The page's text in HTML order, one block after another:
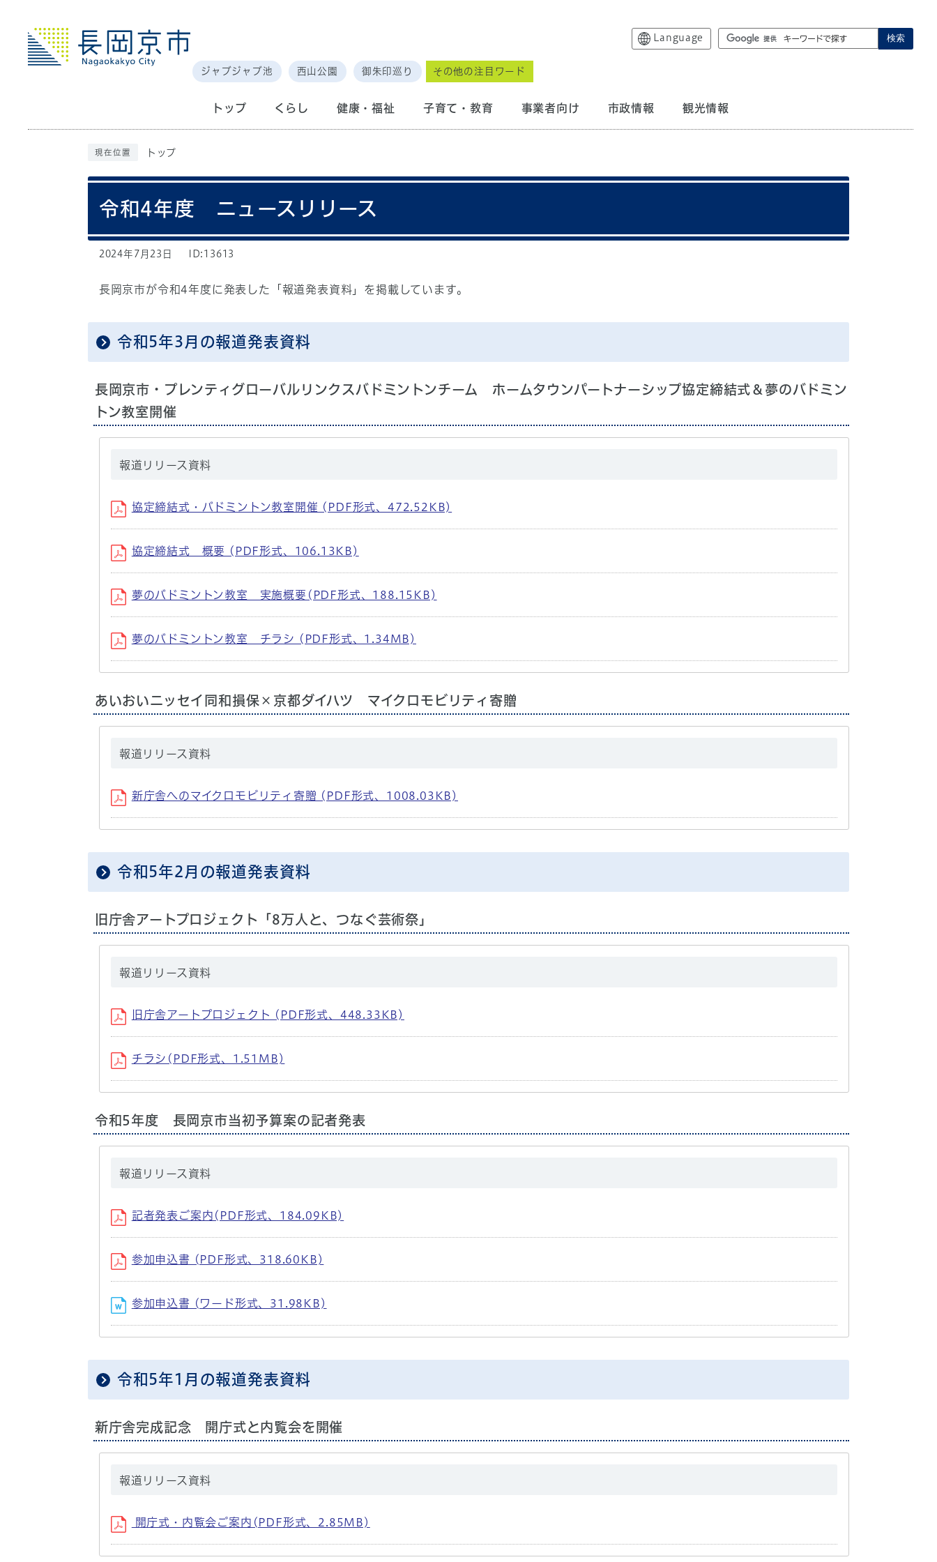
Language 検索
ジャブジャブ池 西山公園 御朱印巡り その他の注目ワード
トップ くらし 健康・福祉 子育て・教育 事業者向け 市政情報 観光情報
現在位置 トップ
令和4年度 ニュースリリース
2024年7月23日 ID:13613
長岡京市が令和4年度に発表した「報道発表資料」を掲載しています。
令和5年3月の報道発表資料
長岡京市・プレンティグローバルリンクスバドミントンチーム ホームタウンパートナーシップ協定締結式＆夢のバドミン
トン教室開催
報道リリース資料
協定締結式・バドミントン教室開催 (PDF形式、472.52KB)
協定締結式 概要 (PDF形式、106.13KB)
夢のバドミントン教室 実施概要(PDF形式、188.15KB)
夢のバドミントン教室 チラシ (PDF形式、1.34MB)
あいおいニッセイ同和損保×京都ダイハツ マイクロモビリティ寄贈
報道リリース資料
新庁舎へのマイクロモビリティ寄贈 (PDF形式、1008.03KB)
令和5年2月の報道発表資料
旧庁舎アートプロジェクト「8万人と、つなぐ芸術祭」
報道リリース資料
旧庁舎アートプロジェクト (PDF形式、448.33KB)
チラシ(PDF形式、1.51MB)
令和5年度 長岡京市当初予算案の記者発表
報道リリース資料
記者発表ご案内(PDF形式、184.09KB)
参加申込書 (PDF形式、318.60KB)
参加申込書 (ワード形式、31.98KB)
令和5年1月の報道発表資料
新庁舎完成記念 開庁式と内覧会を開催
報道リリース資料
開庁式・内覧会ご案内(PDF形式、2.85MB)